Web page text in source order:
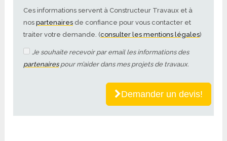
Ces informations servent à Constructeur Travaux et à
nospartenaires de confiance pour vous contacter et
traiter votre demande. (consulter les mentions légales)
Je souhaite recevoir par email les informations des
partenairespour m’aider dans mes projets de travaux.
Demander un devis!